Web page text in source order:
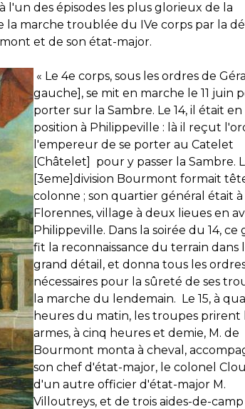
l'un des épisodes les plus glorieux de la
la marche troublée du IVe corps par la
et de son état-major.
« Le 4e corps, sous les ordres de
gauche], se mit en marche le 11 juin
porter sur la Sambre. Le 14, il était en
position à Philippeville : là il reçut
l'empereur de se porter au Catelet
[Châtelet] pour y passer la Sambre.
[3eme]division Bourmont formait
colonne ; son quartier général était à
Florennes, village à deux lieues en
Philippeville. Dans la soirée du 14, ce
fit la reconnaissance du terrain dans
grand détail, et donna tous les
nécessaires pour la sûreté de ses
la marche du lendemain. Le 15, à
heures du matin, les troupes prirent
armes, à cinq heures et demie, M. de
Bourmont monta à cheval,
son chef d'état-major, le colonel
d'un autre officier d'état-major M.
Villoutreys, et de trois aides-de-camp